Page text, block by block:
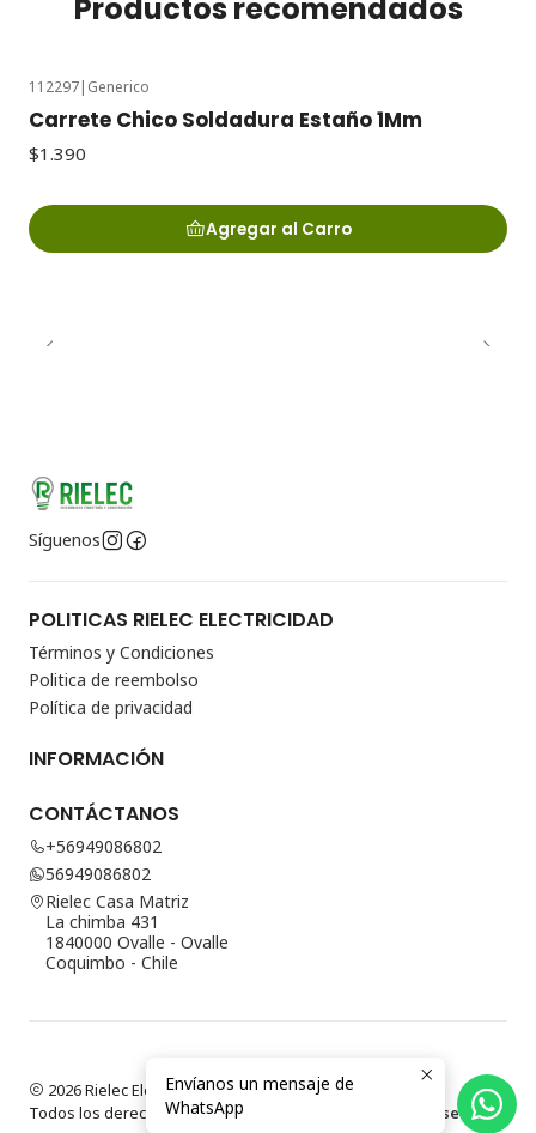
Productos recomendados
112297| Generico
Carrete Chico Soldadura Estaño 1Mm
$1.390
Agregar al Carro
Síguenos
POLITICAS RIELEC ELECTRICIDAD
Términos y Condiciones
Politica de reembolso
Política de privacidad
INFORMACIÓN
CONTÁCTANOS
+56949086802
56949086802
Rielec Casa Matriz
La chimba 431
1840000 Ovalle - Ovalle
Coquimbo - Chile
2026 Rielec Electricidad.
Todos los derechos reservados.
Desarrollado por Jumpseller.
Envíanos un mensaje de
WhatsApp